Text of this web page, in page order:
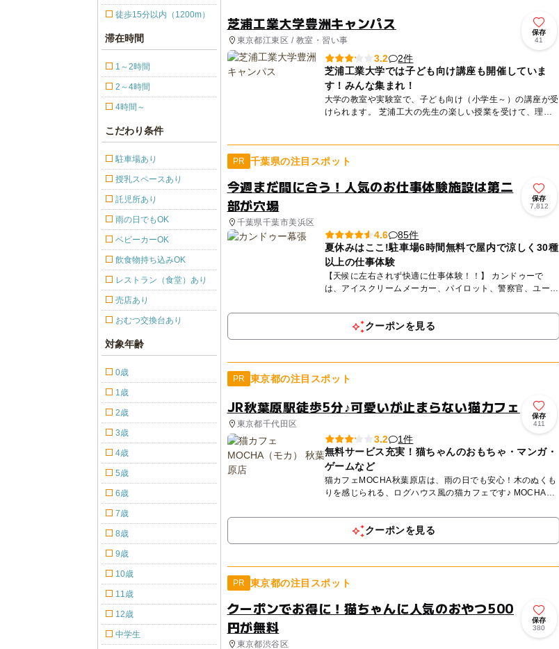
芝浦工業大学豊洲キャンパス
東京都江東区 / 教室・習い事
保存
41
3.2
2件
芝浦工業大学では子ども向け講座も開催していま
す！みんな集まれ！
大学の教室や実験室で、子ども向け（小学生～）の講座が受
けられます。 芝浦工大の先生の楽しい授業を受けて、理系
PR 千葉県の注目スポット
今週まだ間に合う！人気のお仕事体験施設は第二
部が穴場
千葉県千葉市美浜区
保存
7,812
4.6
85件
夏休みはここ!駐車場6時間無料で屋内で涼しく30種
以上の仕事体験
【天候に左右されず快適に仕事体験！！】 カンドゥーで
は、アイスクリームメーカー、パイロット、警察官、ユーチ
30種以上の...
クーポンを見る
PR 東京都の注目スポット
JR秋葉原駅徒歩5分♪可愛いが止まらない猫カフェ
東京都千代田区
保存
411
3.2
1件
無料サービス充実！猫ちゃんのおもちゃ・マンガ・
ゲームなど
猫カフェMOCHA秋葉原店は、雨の日でも安心！木のぬくも
りを感じられる、ログハウス風の猫カフェです♪ MOCHAが
こ...
クーポンを見る
PR 東京都の注目スポット
クーポンでお得に！猫ちゃんに人気のおやつ500
円が無料
東京都渋谷区
保存
380
徒歩15分以内（1200m）
滞在時間
1～2時間
2～4時間
4時間～
こだわり条件
駐車場あり
授乳スペースあり
託児所あり
雨の日でもOK
ベビーカーOK
飲食物持ち込みOK
レストラン（食堂）あり
売店あり
おむつ交換台あり
対象年齢
0歳
1歳
2歳
3歳
4歳
5歳
6歳
7歳
8歳
9歳
10歳
11歳
12歳
中学生